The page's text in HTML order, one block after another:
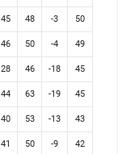
45 48 -3 50
46 50 -4 49
28 46 -18 45
44 63 -19 45
40 53 -13 43
41 50 -9 42